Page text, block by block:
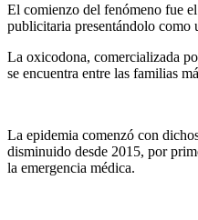
El comienzo del fenómeno fue
publicitaria presentándolo como
La oxicodona, comercializada
se encuentra entre las familias
La epidemia comenzó con
disminuido desde 2015, por
la emergencia médica.